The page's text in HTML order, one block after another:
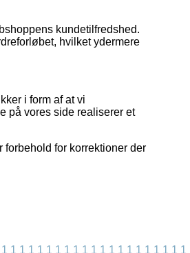
kundetilfredshed.
hvilket ydermere
i form af at vi
på vores side realiserer et
for korrektioner der
1 1 1 1 1 1 1 1 1 1 1 1 1 1 1 1 1 1 1 1 1